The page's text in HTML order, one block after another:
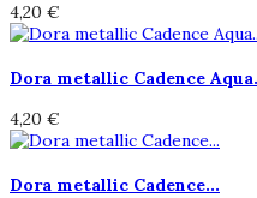
4,20 €
Dora metallic Cadence
4,20 €
Dora metallic Cadence...